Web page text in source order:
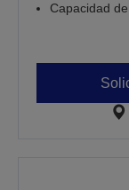
Capacidad